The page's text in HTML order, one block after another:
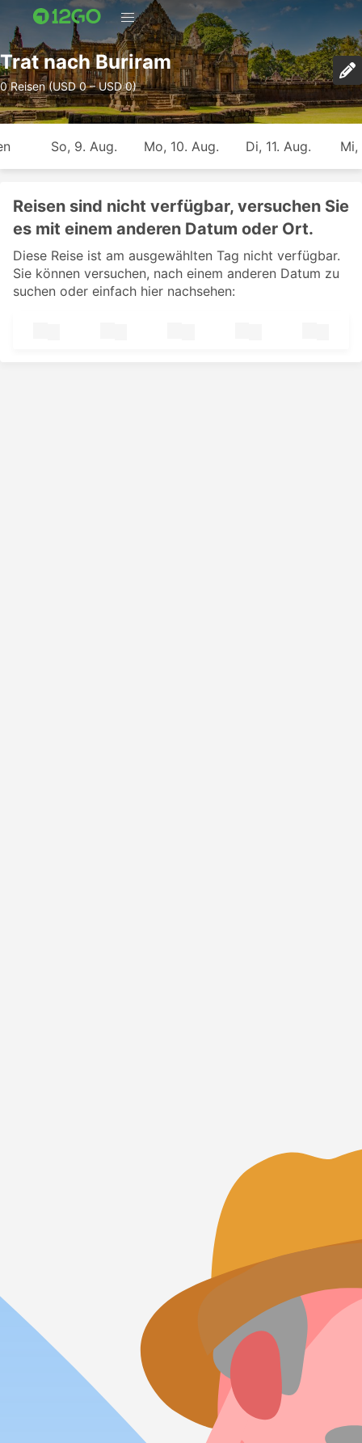
Trat nach Buriram
0 Reisen (USD 0 – USD 0)
So, 9. Aug. Mo, 10. Aug. Di, 11. Aug. Mi,
Reisen sind nicht verfügbar, versuchen Sie
es mit einem anderen Datum oder Ort.
Diese Reise ist am ausgewählten Tag nicht verfügbar.
Sie können versuchen, nach einem anderen Datum zu
suchen oder einfach hier nachsehen: